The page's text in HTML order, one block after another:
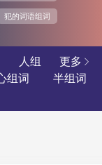
犯的词语组词
更多 
人组
组词
半组词